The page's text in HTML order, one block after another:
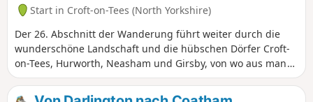
Start in Croft-on-Tees (North Yorkshire)
Der 26. Abschnitt der Wanderung führt weiter durch die
wunderschöne Landschaft und die hübschen Dörfer Croft-
on-Tees, Hurworth, Neasham und Girsby, von wo aus man
gelegentlich einen Blick auf den Fluss Tees erhaschen kann.